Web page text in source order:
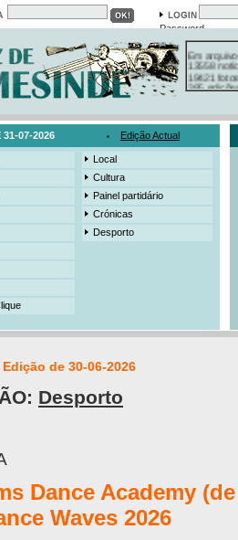
Password
13558
19421
385
3206
31-07-2026 Edição Actual
Local
Cultura
Painel partidário
Crónicas
Desporto
de 30-06-2026
Desporto
Dance Academy
Waves 2026